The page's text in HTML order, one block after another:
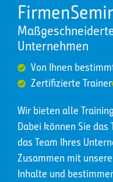
Unternehmen
Von Ihnen
Zertifizierte Trainer
Wir bieten alle
Dabei können Sie
das Team Ihres
Zusammen mit
Inhalte und